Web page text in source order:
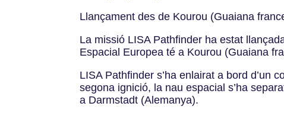
Llançament des de Kourou (Guaiana
La missió LISA Pathfinder ha estat
Espacial Europea té a Kourou (Guaiana
LISA Pathfinder s’ha enlairat a bord d’un
segona ignició, la nau espacial s’ha
a Darmstadt (Alemanya).